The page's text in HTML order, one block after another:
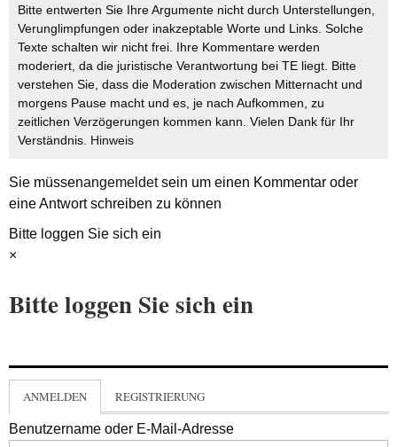
Bitte entwerten Sie Ihre Argumente nicht durch Unterstellungen,
Verunglimpfungen oder inakzeptable Worte und Links. Solche
Texte schalten wir nicht frei. Ihre Kommentare werden
moderiert, da die juristische Verantwortung bei TE liegt. Bitte
verstehen Sie, dass die Moderation zwischen Mitternacht und
morgens Pause macht und es, je nach Aufkommen, zu
zeitlichen Verzögerungen kommen kann. Vielen Dank für Ihr
Verständnis. Hinweis
Sie müssenangemeldetsein um einen Kommentar oder
eine Antwort schreiben zu können
Bitte loggen Sie sich ein
×
Bitte loggen Sie sich ein
ANMELDEN REGISTRIERUNG
Benutzername oder E-Mail-Adresse